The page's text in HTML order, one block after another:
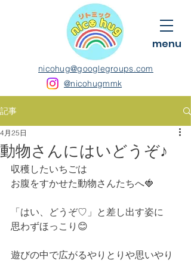
nicohug@googlegroups.com
menu
@nicohugmmk
記事
動物さんにはいどうぞ♪
4月25日
収穫したいちごは
お腹をすかせた動物さんたちへ🍓
「はい、どうぞ♡」と差し出す姿に
思わずほっこり😊
遊びの中で広がるやりとりや思いやり